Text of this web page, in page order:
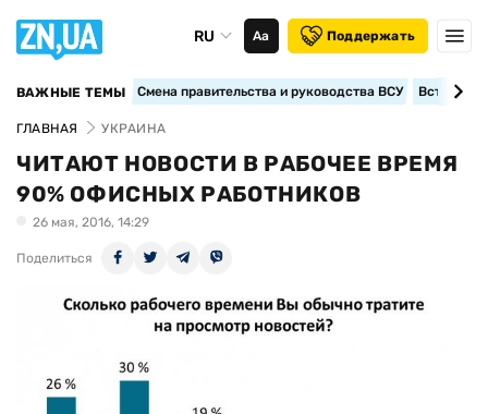
RU Аа Поддержать
ВАЖНЫЕ ТЕМЫ Смена правительства и руководства ВСУ
ГЛАВНАЯ УКРАИНА
ЧИТАЮТ НОВОСТИ В РАБОЧЕЕ ВРЕМЯ
90% ОФИСНЫХ РАБОТНИКОВ
26 мая, 2016, 14:29
Поделиться